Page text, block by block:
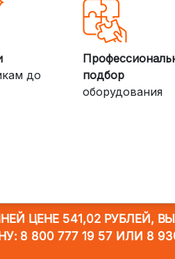
до
подбор
оборудования
ЦЕНЕ 541,02 РУБЛЕЙ,
8 800 777 19 57ИЛИ 8